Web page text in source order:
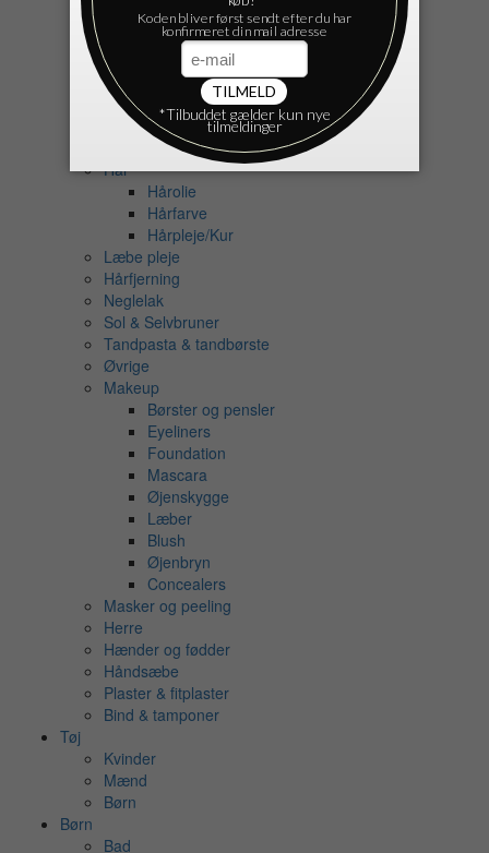
Cremer
Ansigt
Fodcreme
Håndcreme
Krop
Ansigtspleje
Deodorant
Hår
Hårolie
Hårfarve
Hårpleje/Kur
Læbe pleje
Hårfjerning
Neglelak
Sol & Selvbruner
Tandpasta & tandbørste
Øvrige
Makeup
Børster og pensler
Eyeliners
Foundation
Mascara
Øjenskygge
Læber
Blush
Øjenbryn
Concealers
Masker og peeling
Herre
Hænder og fødder
Håndsæbe
Plaster & fitplaster
Bind & tamponer
Tøj
Kvinder
Mænd
Børn
Børn
Bad